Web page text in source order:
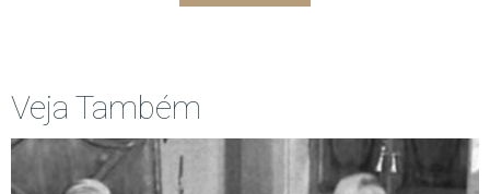
Veja Também